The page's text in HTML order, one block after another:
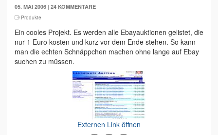
05. MAI 2006 | 24 KOMMENTARE
Produkte
Ein cooles Projekt. Es werden alle Ebayauktionen gelistet, die
nur 1 Euro kosten und kurz vor dem Ende stehen. So kann
man die echten Schnäppchen machen ohne lange auf Ebay
suchen zu müssen.
Externen Link öffnen